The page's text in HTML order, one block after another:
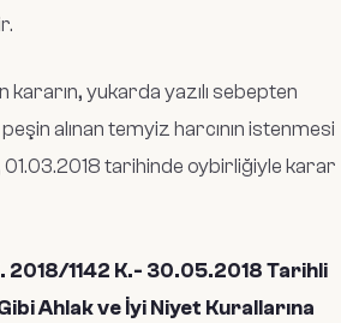
kararın, yukarda yazılı sebepten
alınan temyiz harcının istenmesi
01.03.2018 tarihinde oybirliğiyle karar
2018/1142 K.- 30.05.2018 Tarihli
Ahlak ve İyi Niyet Kurallarına